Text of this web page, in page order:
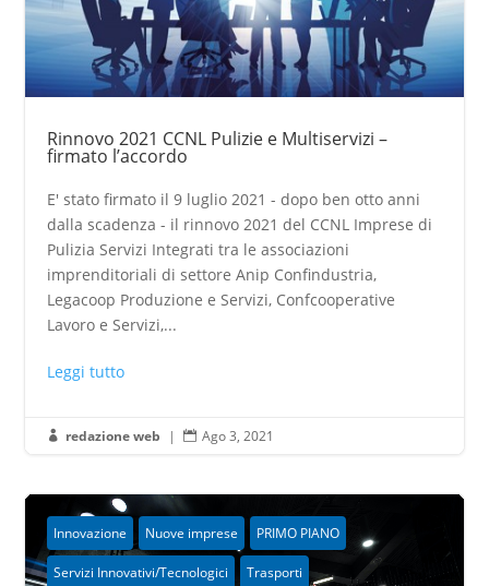
Rinnovo 2021 CCNL Pulizie e Multiservizi –
firmato l’accordo
E' stato firmato il 9 luglio 2021 - dopo ben otto anni
dalla scadenza - il rinnovo 2021 del CCNL Imprese di
Pulizia Servizi Integrati tra le associazioni
imprenditoriali di settore Anip Confindustria,
Legacoop Produzione e Servizi, Confcooperative
Lavoro e Servizi,...
Leggi tutto
 redazione web |  Ago 3, 2021
Innovazione Nuove imprese PRIMO PIANO
Servizi Innovativi/Tecnologici Trasporti